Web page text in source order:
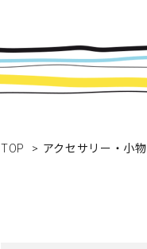
ポスターフレーム
雑貨ブランドAtoZ
New In
TOP > アクセサリー・小物